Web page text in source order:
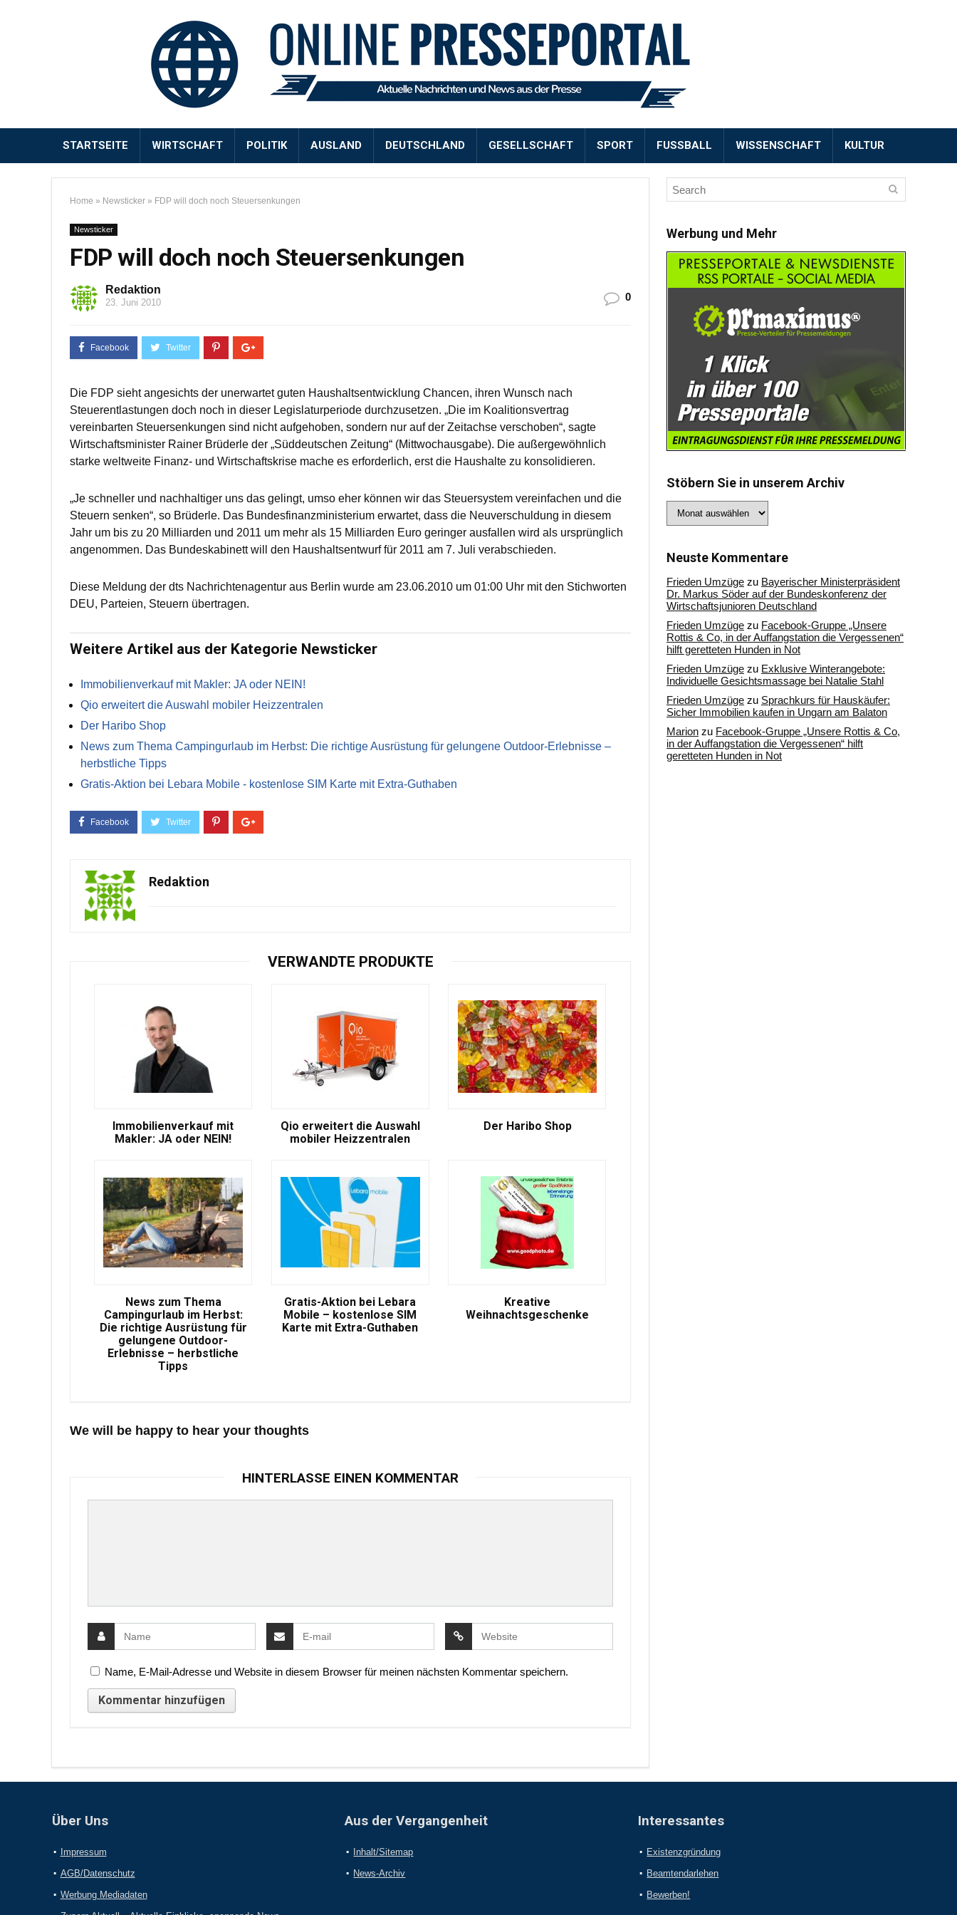
STARTSEITE WIRTSCHAFT POLITIK AUSLAND DEUTSCHLAND GESELLSCHAFT SPORT FUSSBALL WISSENSCHAFT KULTUR
Home » Newsticker » FDP will doch noch Steuersenkungen
Newsticker
FDP will doch noch Steuersenkungen
Redaktion
23. Juni 2010 0
Die FDP sieht angesichts der unerwartet guten Haushaltsentwicklung Chancen, ihren Wunsch nach
Steuerentlastungen doch noch in dieser Legislaturperiode durchzusetzen. „Die im Koalitionsvertrag
vereinbarten Steuersenkungen sind nicht aufgehoben, sondern nur auf der Zeitachse verschoben“, sagte
Wirtschaftsminister Rainer Brüderle der „Süddeutschen Zeitung“ (Mittwochausgabe). Die außergewöhnlich
starke weltweite Finanz- und Wirtschaftskrise mache es erforderlich, erst die Haushalte zu konsolidieren.
„Je schneller und nachhaltiger uns das gelingt, umso eher können wir das Steuersystem vereinfachen und die
Steuern senken“, so Brüderle. Das Bundesfinanzministerium erwartet, dass die Neuverschuldung in diesem
Jahr um bis zu 20 Milliarden und 2011 um mehr als 15 Milliarden Euro geringer ausfallen wird als ursprünglich
angenommen. Das Bundeskabinett will den Haushaltsentwurf für 2011 am 7. Juli verabschieden.
Diese Meldung der dts Nachrichtenagentur aus Berlin wurde am 23.06.2010 um 01:00 Uhr mit den Stichworten
DEU, Parteien, Steuern übertragen.
Weitere Artikel aus der Kategorie Newsticker
Immobilienverkauf mit Makler: JA oder NEIN!
Qio erweitert die Auswahl mobiler Heizzentralen
Der Haribo Shop
News zum Thema Campingurlaub im Herbst: Die richtige Ausrüstung für gelungene Outdoor-Erlebnisse –
herbstliche Tipps
Gratis-Aktion bei Lebara Mobile - kostenlose SIM Karte mit Extra-Guthaben
Redaktion
VERWANDTE PRODUKTE
Immobilienverkauf mit
Makler: JA oder NEIN!
Qio erweitert die Auswahl
mobiler Heizzentralen
Der Haribo Shop
News zum Thema
Campingurlaub im Herbst:
Die richtige Ausrüstung für
gelungene Outdoor-
Erlebnisse – herbstliche
Tipps
Gratis-Aktion bei Lebara
Mobile – kostenlose SIM
Karte mit Extra-Guthaben
Kreative
Weihnachtsgeschenke
We will be happy to hear your thoughts
HINTERLASSE EINEN KOMMENTAR
Name, E-Mail-Adresse und Website in diesem Browser für meinen nächsten Kommentar speichern.
Werbung und Mehr
Stöbern Sie in unserem Archiv
Sie
Archiv
Neuste Kommentare
Frieden Umzüge zu Bayerischer Ministerpräsident
Dr. Markus Söder auf der Bundeskonferenz der
Wirtschaftsjunioren Deutschland
Frieden Umzüge zu Facebook-Gruppe „Unsere
Rottis & Co, in der Auffangstation die Vergessenen“
hilft geretteten Hunden in Not
Frieden Umzüge zu Exklusive Winterangebote:
Individuelle Gesichtsmassage bei Natalie Stahl
Frieden Umzüge zu Sprachkurs für Hauskäufer:
Sicher Immobilien kaufen in Ungarn am Balaton
Marion zu Facebook-Gruppe „Unsere Rottis & Co,
in der Auffangstation die Vergessenen“ hilft
geretteten Hunden in Not
Über Uns
Impressum
AGB/Datenschutz
Werbung Mediadaten
Aus der Vergangenheit
Inhalt/Sitemap
News-Archiv
Interessantes
Existenzgründung
Beamtendarlehen
Bewerben!